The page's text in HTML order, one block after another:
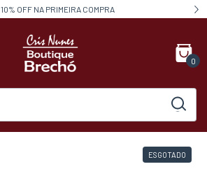
10% OFF NA PRIMEIRA COMPRA
0
ESGOTADO